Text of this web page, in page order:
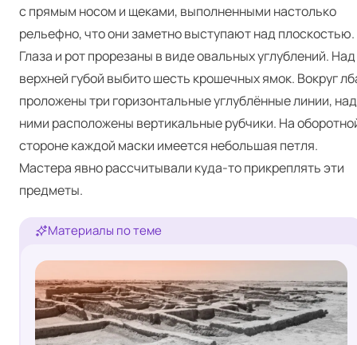
с прямым носом и щеками, выполненными настолько
рельефно, что они заметно выступают над плоскостью.
Глаза и рот прорезаны в виде овальных углублений. Над
верхней губой выбито шесть крошечных ямок. Вокруг
проложены три горизонтальные углублённые линии, над
ними расположены вертикальные рубчики. На
стороне каждой маски имеется небольшая петля.
Мастера явно рассчитывали куда-то прикреплять эти
предметы.
Материалы по теме